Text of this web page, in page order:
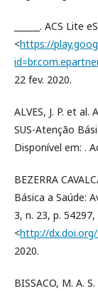
______. ACS Lite
<https://
22 fev. 2020.
ALVES, J. P. et
SUS-Atenção
Disponível em: .
BEZERRA
Básica a Saúde:
3, n. 23, p.
<http://dx.doi.org/
2020.
BISSACO, M. A.